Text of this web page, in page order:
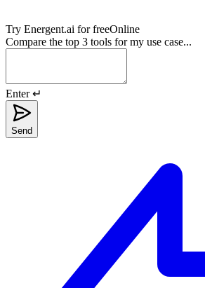
Try Energent.ai for freeOnline
Compare the top 3 tools for my use case...
Enter ↵
Send